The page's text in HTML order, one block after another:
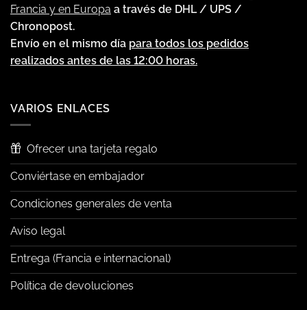
Francia y en Europa a través de DHL / UPS /
Chronopost.
Envío en el mismo día para todos los pedidos
realizados antes de las 12:00 horas.
VARIOS ENLACES
Ofrecer una tarjeta regalo
Conviértase en embajador
Condiciones generales de venta
Aviso legal
Entrega (Francia e internacional)
Política de devoluciones